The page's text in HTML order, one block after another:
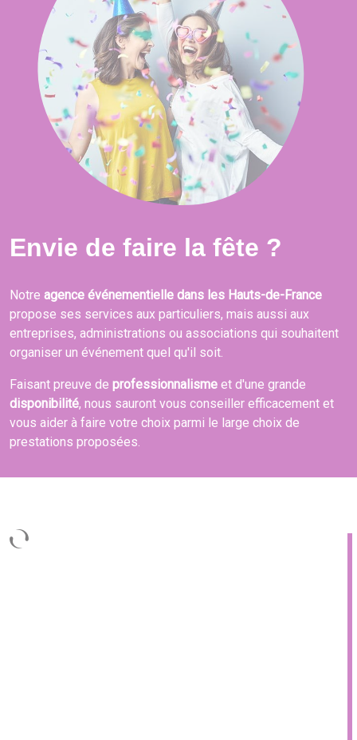
Envie de faire la fête ?
Notre agence événementielle dans les Hauts-de-France
propose ses services aux particuliers, mais aussi aux
entreprises, administrations ou associations qui souhaitent
organiser un événement quel qu'il soit.
Faisant preuve de professionnalisme et d'une grande
disponibilité, nous sauront vous conseiller efficacement et
vous aider à faire votre choix parmi le large choix de
prestations proposées.